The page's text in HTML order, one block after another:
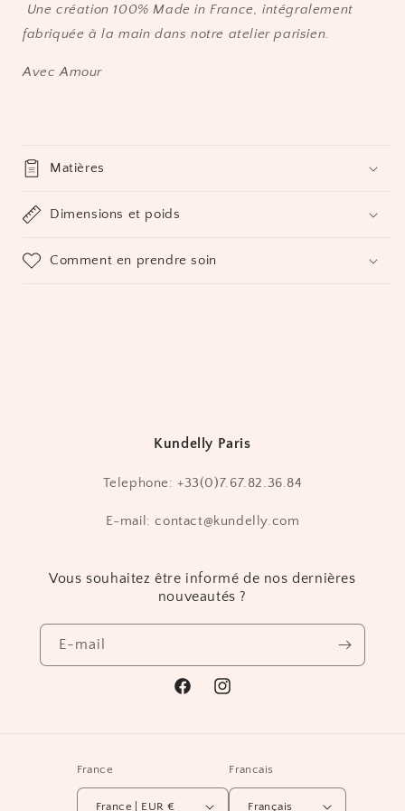
Une création 100% Made in France, intégralement
fabriquée à la main dans notre atelier parisien.
Avec Amour
Matières
Dimensions et poids
Comment en prendre soin
Kundelly Paris
Telephone: +33(0)7.67.82.36.84
E-mail: contact@kundelly.com
Vous souhaitez être informé de nos dernières
nouveautés ?
E-mail
https://www.facebook.com/
https://instagram.com/
France
France | EUR €
Francais
Français